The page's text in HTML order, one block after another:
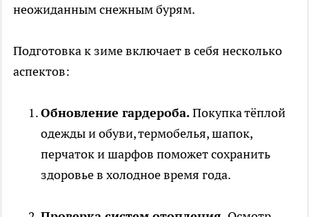
неожиданным снежным бурям.
Подготовка к зиме включает в себя несколько
аспектов:
Обновление гардероба.Покупка тёплой
одежды и обуви, термобелья, шапок,
перчаток и шарфов поможет сохранить
здоровье в холодное время года.